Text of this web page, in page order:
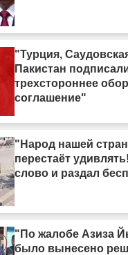
"Турция,
Пакистан
трехстороннее
соглашение"
"Народ нашей
перестаёт
слово и раздал
"По жалобе Азиза
было вынесено